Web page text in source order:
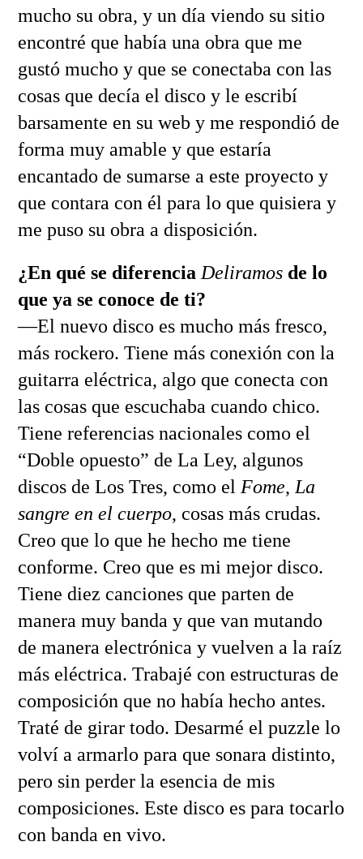
mucho su obra, y un día viendo su sitio
encontré que había una obra que me
gustó mucho y que se conectaba con las
cosas que decía el disco y le escribí
barsamente en su web y me respondió de
forma muy amable y que estaría
encantado de sumarse a este proyecto y
que contara con él para lo que quisiera y
me puso su obra a disposición.
¿En qué se diferencia Deliramosde lo
que ya se conoce de ti?
—El nuevo disco es mucho más fresco,
más rockero. Tiene más conexión con la
guitarra eléctrica, algo que conecta con
las cosas que escuchaba cuando chico.
Tiene referencias nacionales como el
“Doble opuesto” de La Ley, algunos
discos de Los Tres, como el Fome, La
sangre en el cuerpo, cosas más crudas.
Creo que lo que he hecho me tiene
conforme. Creo que es mi mejor disco.
Tiene diez canciones que parten de
manera muy banda y que van mutando
de manera electrónica y vuelven a la raíz
más eléctrica. Trabajé con estructuras de
composición que no había hecho antes.
Traté de girar todo. Desarmé el puzzle lo
volví a armarlo para que sonara distinto,
pero sin perder la esencia de mis
composiciones. Este disco es para tocarlo
con banda en vivo.